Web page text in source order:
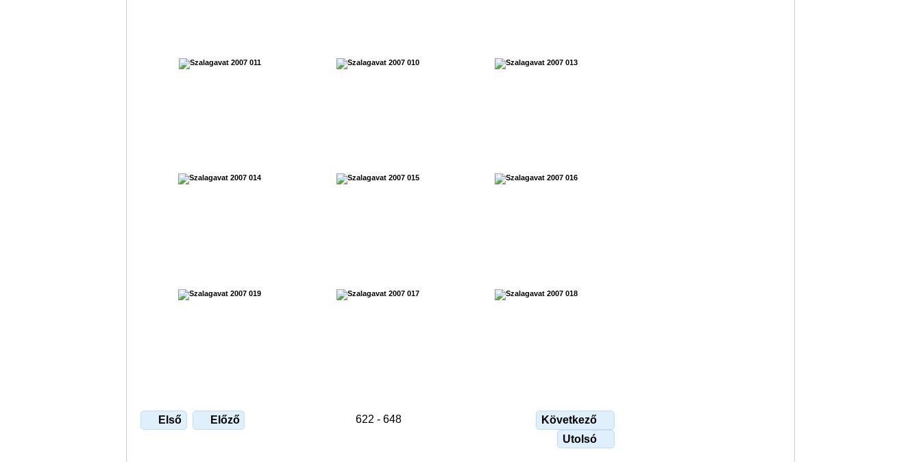
Első Előző 622 - 648
Következő
Utolsó